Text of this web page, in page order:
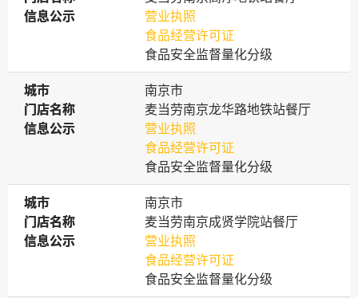
信息公示
信息公示
营业执照
食品经营许可证
食品安全监督量化分级
城市
城市
南京市
门店名称
门店名称
麦当劳南京龙华路地铁站餐厅
信息公示
信息公示
营业执照
食品经营许可证
食品安全监督量化分级
城市
城市
南京市
门店名称
门店名称
麦当劳南京成贤学院站餐厅
信息公示
信息公示
营业执照
食品经营许可证
食品安全监督量化分级